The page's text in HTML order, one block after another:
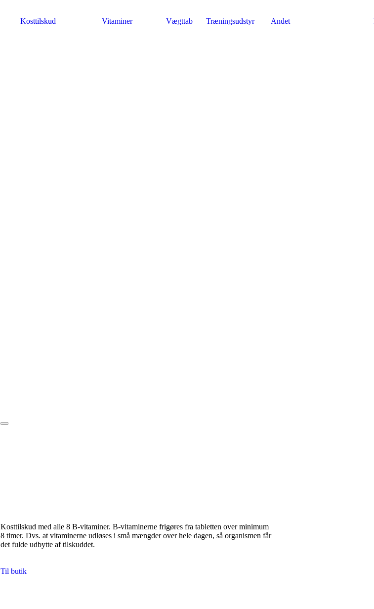
Kosttilskud Vitaminer Vægttab Træningsudstyr Andet
Hamburger Toggle Menu
Kosttilskud med alle 8 B-vitaminer. B-vitaminerne frigøres fra tabletten over minimum
8 timer. Dvs. at vitaminerne udløses i små mængder over hele dagen, så organismen får
det fulde udbytte af tilskuddet.
Til butik